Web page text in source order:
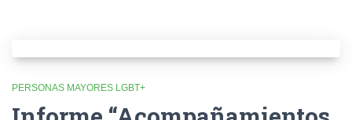
PERSONAS MAYORES LGBT+